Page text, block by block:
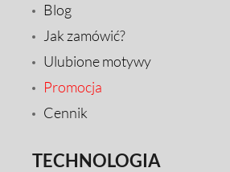
Blog
Jak zamówić?
Ulubione motywy
Promocja
Cennik
TECHNOLOGIA